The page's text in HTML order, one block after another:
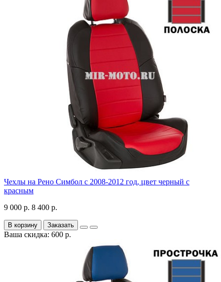
Чехлы на Рено Симбол с 2008-2012 год, цвет черный с
красным
9 000 р. 8 400 р.
В корзину Заказать
Ваша скидка: 600 р.